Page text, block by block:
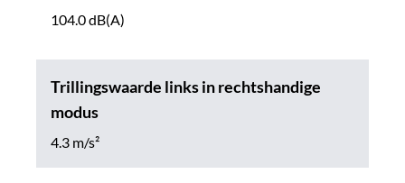
104.0 dB(A)
Trillingswaarde links in rechtshandige
modus
4.3 m/s²